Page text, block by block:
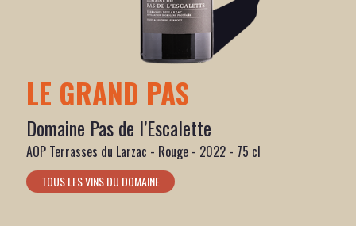
LE GRAND PAS
Domaine Pas de l’Escalette
AOP Terrasses du Larzac - Rouge - 2022 - 75 cl
TOUS LES VINS DU DOMAINE